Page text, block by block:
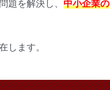
題を解決し、 中小企業の
します。